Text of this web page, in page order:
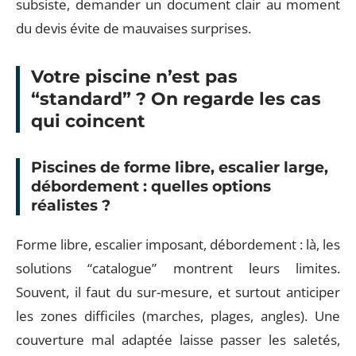
subsiste, demander un document clair au moment
du devis évite de mauvaises surprises.
Votre piscine n’est pas
“standard” ? On regarde les cas
qui coincent
Piscines de forme libre, escalier large,
débordement : quelles options
réalistes ?
Forme libre, escalier imposant, débordement : là, les
solutions “catalogue” montrent leurs limites.
Souvent, il faut du sur-mesure, et surtout anticiper
les zones difficiles (marches, plages, angles). Une
couverture mal adaptée laisse passer les saletés,